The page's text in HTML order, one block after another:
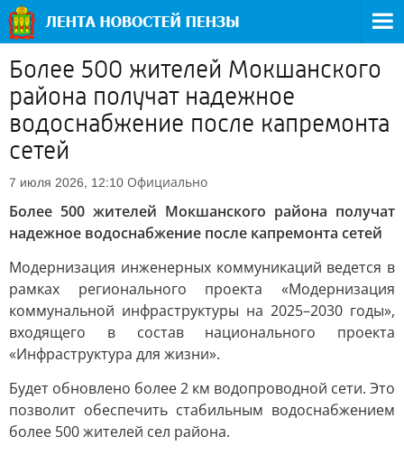
Более 500 жителей Мокшанского
района получат надежное
водоснабжение после капремонта
сетей
7 июля 2026, 12:10 Официально
Более 500 жителей Мокшанского района получат
надежное водоснабжение после капремонта сетей
Модернизация инженерных коммуникаций ведется в
рамках регионального проекта «Модернизация
коммунальной инфраструктуры на 2025–2030 годы»,
входящего в состав национального проекта
«Инфраструктура для жизни».
Будет обновлено более 2 км водопроводной сети. Это
позволит обеспечить стабильным водоснабжением
более 500 жителей сел района.